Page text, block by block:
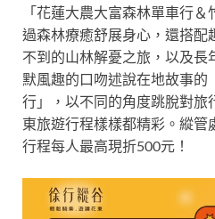
「花蓮大農大富森林單車行
過森林療癒舒展身心，還搭配
不到的山林解憂之旅，以及長
默風趣的口吻述說在地故事的
行」，以不同的角度跳脫對旅
東旅遊行程樣樣都精彩。縱管
行程每人最高現折500元！